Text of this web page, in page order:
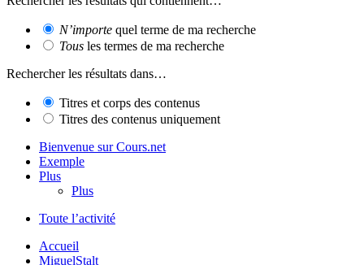
N’importe quel terme de ma recherche
Tous les termes de ma recherche
Rechercher les résultats dans…
Titres et corps des contenus
Titres des contenus uniquement
Bienvenue sur Cours.net
Exemple
Plus
Plus
Toute l’activité
Accueil
MiguelStalt